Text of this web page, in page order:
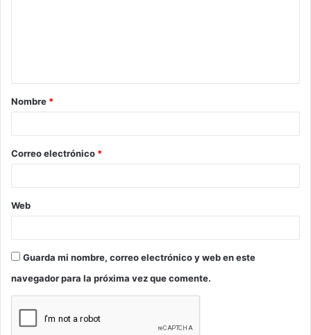
a
r
*
Nombre *
Correo electrónico *
Web
Guarda mi nombre, correo electrónico y web en este
navegador para la próxima vez que comente.